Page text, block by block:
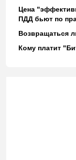
Цена
ПДД бьют по
Возвращаться
Кому платит